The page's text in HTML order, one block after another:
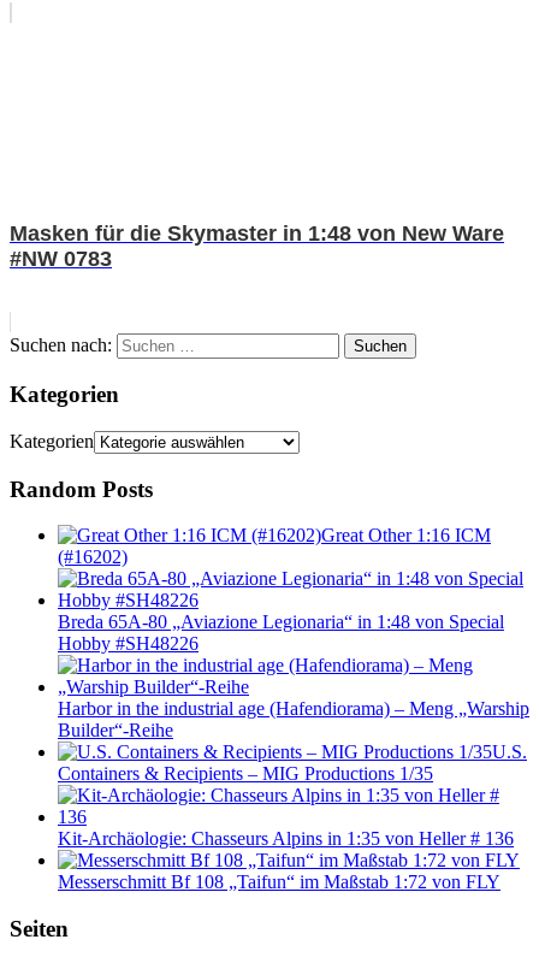
Masken für die Skymaster in 1:48 von New Ware
#NW 0783
Suchen nach: Suchen
Kategorien
Kategorien
Random Posts
Great Other 1:16 ICM
(#16202)
Breda 65A-80 „Aviazione Legionaria“ in 1:48 von Special
Hobby #SH48226
Harbor in the industrial age (Hafendiorama) – Meng „Warship
Builder“-Reihe
U.S.
Containers & Recipients – MIG Productions 1/35
Kit-Archäologie: Chasseurs Alpins in 1:35 von Heller # 136
Messerschmitt Bf 108 „Taifun“ im Maßstab 1:72 von FLY
Seiten